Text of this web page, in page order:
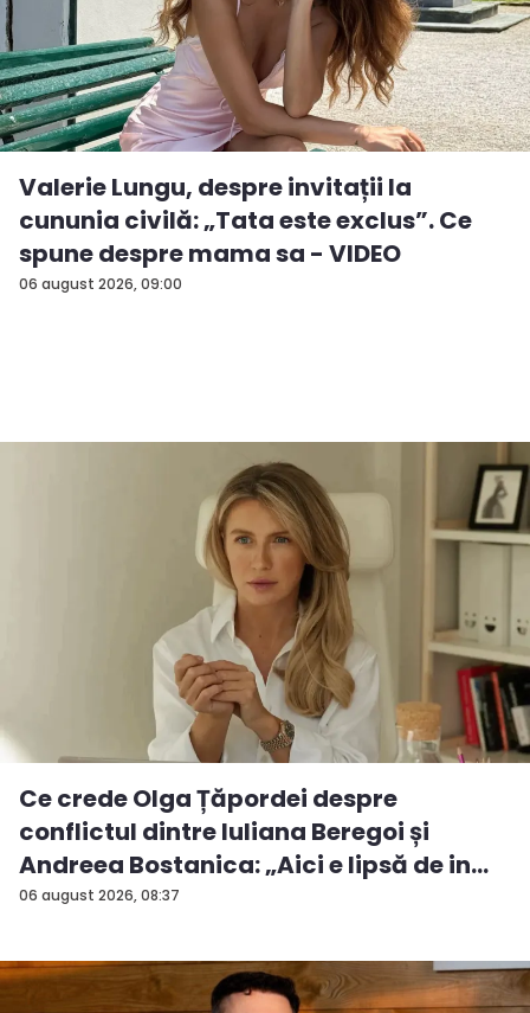
06 august 2026, 09:00
Valerie Lungu, despre invitații la
cununia civilă: „Tata este exclus”. Ce
spune despre mama sa - VIDEO
06 august 2026, 08:37
Ce crede Olga Țăpordei despre
conflictul dintre Iuliana Beregoi și
Andreea Bostanica: „Aici e lipsă de in...